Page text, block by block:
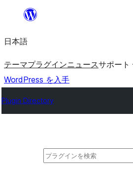
を
ッ
プ
日本語
テーマプラグインニュースサポート
WordPress を入手
Plugin Directory
検